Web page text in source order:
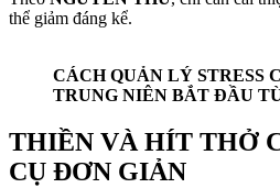
thể giảm đáng kể.
CÁCH QUẢN LÝ STRESS
TRUNG NIÊN BẮT ĐẦU
THIỀN VÀ HÍT THỞ
CỤ ĐƠN GIẢN